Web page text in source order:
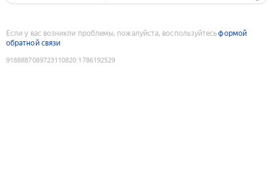
Если у вас возникли проблемы, пожалуйста, воспользуйтесьформой
обратной связи
9188887089723110820:1786192529